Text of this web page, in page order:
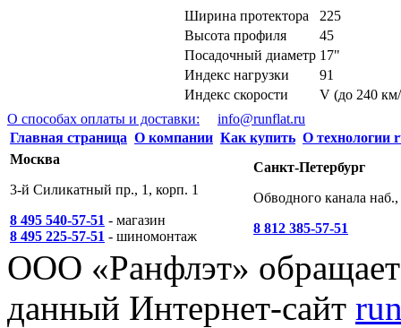
Ширина протектора
225
Высота профиля
45
Посадочный диаметр 17"
Индекс нагрузки
91
Индекс скорости
V (до 240
О способах оплаты и доставки:
info@runflat.ru
Главная страница О компании Как купить О технологии
Москва
3-й Силикатный пр., 1, корп. 1
8 495 540-57-51 - магазин
8 495 225-57-51 - шиномонтаж
Санкт-Петербург
Обводного канала
8 812 385-57-51
ООО «Ранфлэт»
данный Интернет-сайт